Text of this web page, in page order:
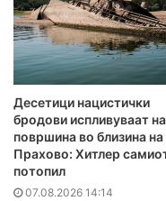
Десетици нацистички
бродови испливуваат на
површина во близина на
Прахово: Хитлер
потопил
07.08.2026 14:14